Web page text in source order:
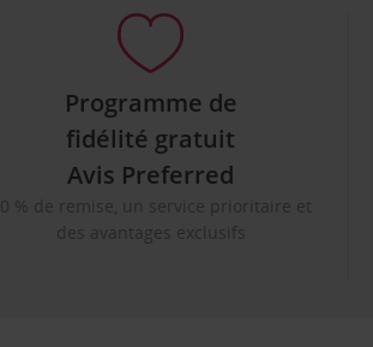
Programme de
fidélité gratuit
Avis Preferred
10 % de remise, un service prioritaire et
des avantages exclusifs